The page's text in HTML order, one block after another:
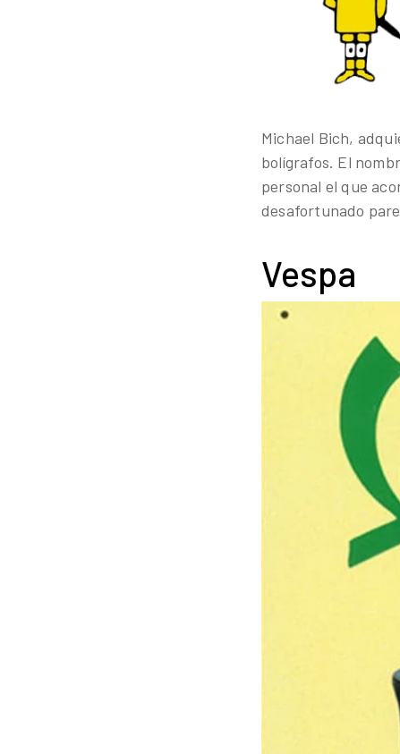
Michael Bich,
bolígrafos. El
personal el que
desafortunado
Vespa